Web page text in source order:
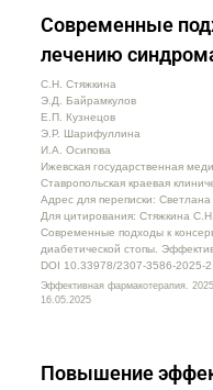
Современные
лечению
С.Н. Стяжкина
Э.Д. Байрамкулов
Е.П. Кузнецов
Э.Р. Шарифуллина
И.А. Осипова
Ижевская государственная
Ставропольская краевая
Адрес для переписки:
Для цитирования: Стяжкина
Современные подходы к
диабетической стопы.
DOI 10.33978/2307-3586-2025-
Эффективная фармакотерапия.
16.05.2025
Повышение